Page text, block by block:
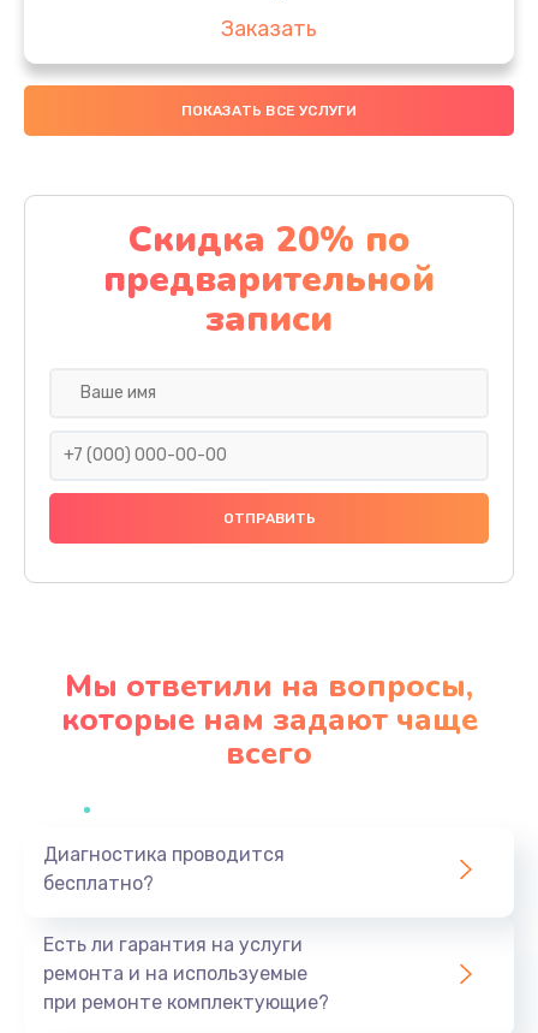
Заказать
Ремонт двигателя
950 руб.
Восстановление после попадания влаги
1200 руб.
Заказать
Заказать
Замена кнопок управления
500 руб.
Заказать
800 руб.
Заказать
Заказать
600 руб.
Заказать
ПОКАЗАТЬ ВСЕ УСЛУГИ
Скидка 20% по
предварительной
записи
Мы ответили на вопросы,
которые нам задают чаще
всего
Диагностика проводится
бесплатно?
Есть ли гарантия на услуги
ремонта и на используемые
при ремонте комплектующие?